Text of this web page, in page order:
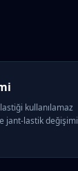
kullanılamaz
jant-lastik değişimi